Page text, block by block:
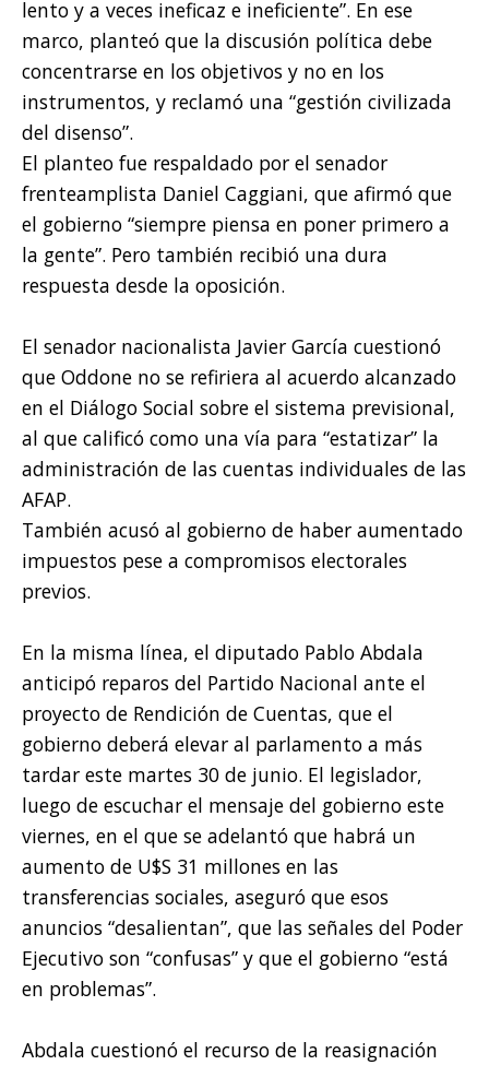
lento y a veces ineficaz e ineficiente”. En ese
marco, planteó que la discusión política debe
concentrarse en los objetivos y no en los
instrumentos, y reclamó una “gestión civilizada
del disenso”.
El planteo fue respaldado por el senador
frenteamplista Daniel Caggiani, que afirmó que
el gobierno “siempre piensa en poner primero a
la gente”. Pero también recibió una dura
respuesta desde la oposición.
El senador nacionalista Javier García cuestionó
que Oddone no se refiriera al acuerdo alcanzado
en el Diálogo Social sobre el sistema previsional,
al que calificó como una vía para “estatizar” la
administración de las cuentas individuales de las
AFAP.
También acusó al gobierno de haber aumentado
impuestos pese a compromisos electorales
previos.
En la misma línea, el diputado Pablo Abdala
anticipó reparos del Partido Nacional ante el
proyecto de Rendición de Cuentas, que el
gobierno deberá elevar al parlamento a más
tardar este martes 30 de junio. El legislador,
luego de escuchar el mensaje del gobierno este
viernes, en el que se adelantó que habrá un
aumento de U$S 31 millones en las
transferencias sociales, aseguró que esos
anuncios “desalientan”, que las señales del Poder
Ejecutivo son “confusas” y que el gobierno “está
en problemas”.
Abdala cuestionó el recurso de la reasignación